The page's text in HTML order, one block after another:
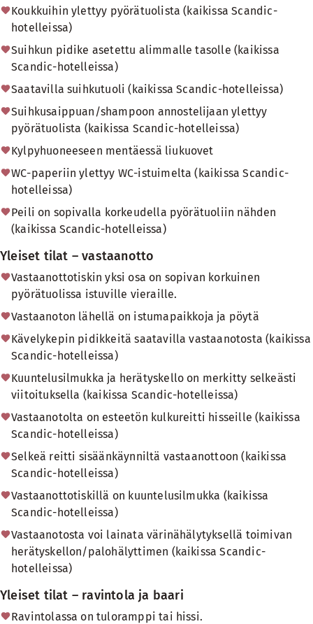
Koukkuihin ylettyy pyörätuolista (kaikissa Scandic-
hotelleissa)
Suihkun pidike asetettu alimmalle tasolle (kaikissa
Scandic-hotelleissa)
Saatavilla suihkutuoli (kaikissa Scandic-hotelleissa)
Suihkusaippuan/shampoon annostelijaan ylettyy
pyörätuolista (kaikissa Scandic-hotelleissa)
Kylpyhuoneeseen mentäessä liukuovet
WC-paperiin ylettyy WC-istuimelta (kaikissa Scandic-
hotelleissa)
Peili on sopivalla korkeudella pyörätuoliin nähden
(kaikissa Scandic-hotelleissa)
Yleiset tilat – vastaanotto
Vastaanottotiskin yksi osa on sopivan korkuinen
pyörätuolissa istuville vieraille.
Vastaanoton lähellä on istumapaikkoja ja pöytä
Kävelykepin pidikkeitä saatavilla vastaanotosta (kaikissa
Scandic-hotelleissa)
Kuuntelusilmukka ja herätyskello on merkitty selkeästi
viitoituksella (kaikissa Scandic-hotelleissa)
Vastaanotolta on esteetön kulkureitti hisseille (kaikissa
Scandic-hotelleissa)
Selkeä reitti sisäänkäynniltä vastaanottoon (kaikissa
Scandic-hotelleissa)
Vastaanottotiskillä on kuuntelusilmukka (kaikissa
Scandic-hotelleissa)
Vastaanotosta voi lainata värinähälytyksellä toimivan
herätyskellon/palohälyttimen (kaikissa Scandic-
hotelleissa)
Yleiset tilat – ravintola ja baari
Ravintolassa on tuloramppi tai hissi.